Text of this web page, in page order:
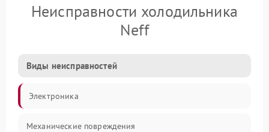
Неисправности холодильника
Neff
Виды неисправностей
Электроника
Механические повреждения